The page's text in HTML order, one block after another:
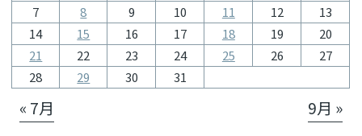
7
8 9 10 11 12
13
14
15 16 17 18 19
20
21
22 23 24 25 26
27
28
29 30 31
« 7月 9月 »